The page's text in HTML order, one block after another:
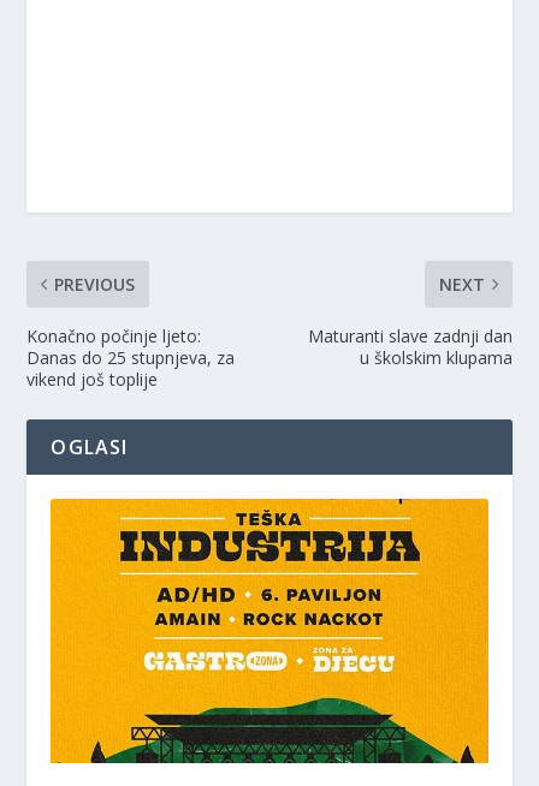
PREVIOUS
Konačno počinje ljeto:
Danas do 25 stupnjeva, za
vikend još toplije
NEXT
Maturanti slave zadnji dan
u školskim klupama
OGLASI